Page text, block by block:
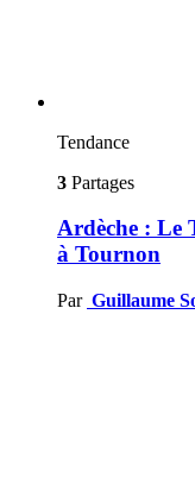
Tendance
3 Partages
Ardèche : Le
à Tournon
Par Guillaume